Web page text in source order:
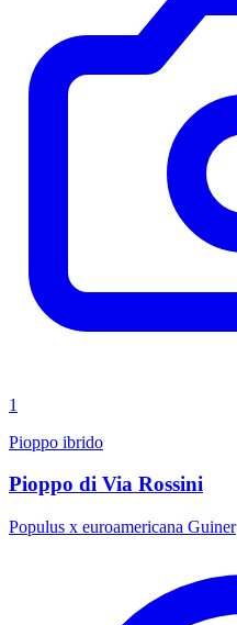
1
Pioppo ibrido
Pioppo di Via Rossini
Populus x euroamericana Guiner